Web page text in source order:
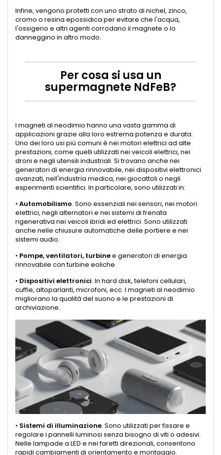
Infine, vengono protetti con uno strato di nichel, zinco,
cromo o resina epossidica per evitare che l'acqua,
l'ossigeno e altri agenti corrodano il magnete o lo
danneggino in altro modo.
Per cosa si usa un
supermagnete NdFeB?
I magneti al neodimio hanno una vasta gamma di
applicazioni grazie alla loro estrema potenza e durata.
Uno dei loro usi più comuni è nei motori elettrici ad alte
prestazioni, come quelli utilizzati nei veicoli elettrici, nei
droni e negli utensili industriali. Si trovano anche nei
generatori di energia rinnovabile, nei dispositivi elettronici
avanzati, nell'industria medica, nei giocattoli o negli
esperimenti scientifici. In particolare, sono utilizzati in:
• Automobilismo. Sono essenziali nei sensori, nei motori
elettrici, negli alternatori e nei sistemi di frenata
rigenerativa nei veicoli ibridi ed elettrici. Sono utilizzati
anche nelle chiusure automatiche delle portiere e nei
sistemi audio.
• Pompe, ventilatori, turbinee generatori di energia
rinnovabile con turbine eoliche.
• Dispositivi elettronici. In hard disk, telefoni cellulari,
cuffie, altoparlanti, microfoni, ecc. I magneti al neodimio
migliorano la qualità del suono e le prestazioni di
archiviazione.
• Sistemi di illuminazione. Sono utilizzati per fissare e
regolare i pannelli luminosi senza bisogno di viti o adesivi.
Nelle lampade a LED e nei faretti direzionali, consentono
rapidi cambiamenti di orientamento e montaggio.